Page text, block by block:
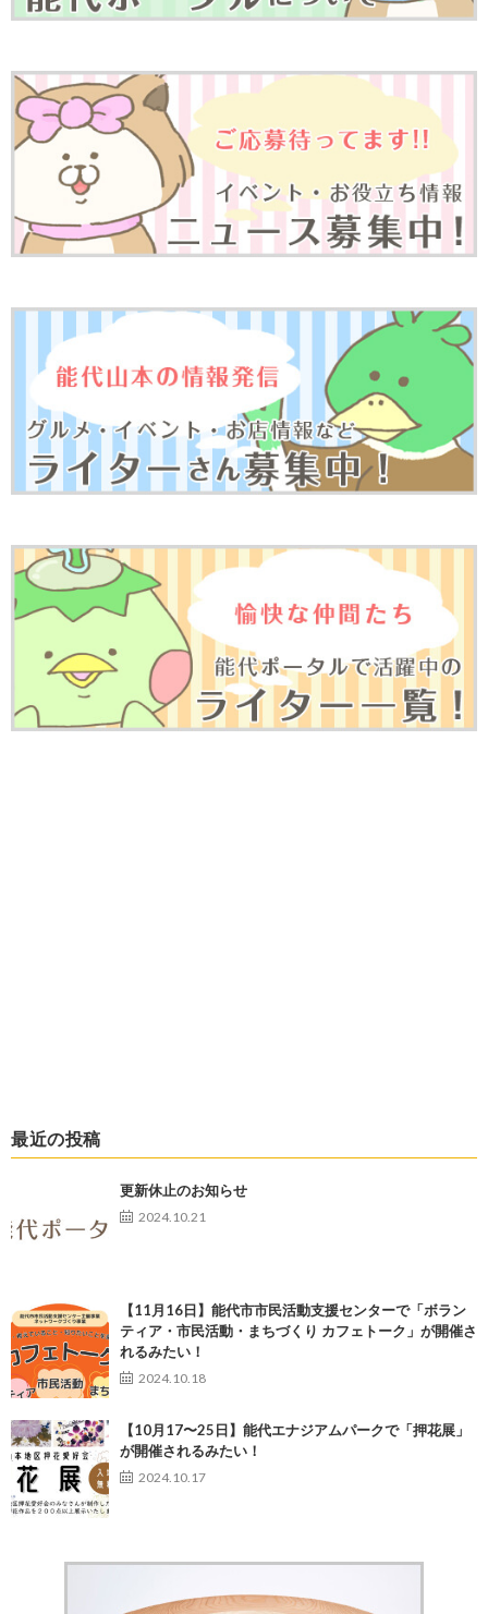
最近の投稿
更新休止のお知らせ
2024.10.21
【11月16日】能代市市民活動支援センターで「ボラン
ティア・市民活動・まちづくり カフェトーク」が開催さ
れるみたい！
2024.10.18
【10月17〜25日】能代エナジアムパークで「押花展」
が開催されるみたい！
2024.10.17